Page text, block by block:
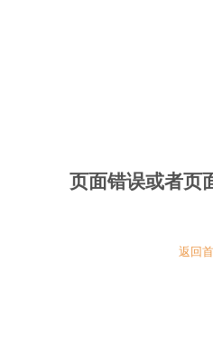
页面错误或者页
返回